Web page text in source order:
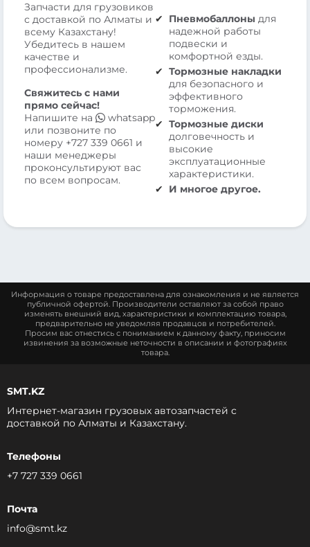
Запчасти для грузовиков
с доставкой по Алматы и
всему Казахстану!
Убедитесь в нашем
качестве и
профессионализме.
Свяжитесь с нами
прямо сейчас!
Напишите на
whatsapp
или позвоните по
номеру +727 339 0661 и
наши менеджеры
проконсультируют вас
по всем вопросам.
Пневмобаллоны для
надежной работы
подвески и
комфортной езды.
Тормозные накладки
для безопасного и
эффективного
торможения.
Тормозные диски
долговечность и
высокие
эксплуатационные
характеристики.
И многое другое.
Информация о товаре предоставлена для ознакомления и не является
публичной офертой. Производители оставляют за собой право
изменять внешний вид, характеристики и комплектацию товара,
предварительно не уведомляя продавцов и потребителей.
Просим вас отнестись с пониманием к данному факту, приносим
извинения за возможные неточности в описании и фотографиях
товара.
SMT.KZ
Интернет-магазин грузовых автозапчастей c
доставкой по Алматы и Казахстану.
Телефоны
+7 727 339 0661
Почта
info@smt.kz